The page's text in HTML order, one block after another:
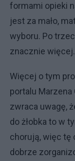
formami opieki
jest za mało,
wyboru. Po
znacznie więcej.
Więcej o tym
portalu Marzena
zwraca uwagę,
do żłobka to w
chorują, więc tę
dobrze